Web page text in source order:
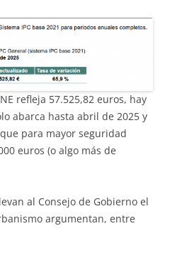
refleja 57.525,82 euros, hay
abarca hasta abril de 2025 y
para mayor seguridad
euros (o algo más de
al Consejo de Gobierno el
argumentan, entre